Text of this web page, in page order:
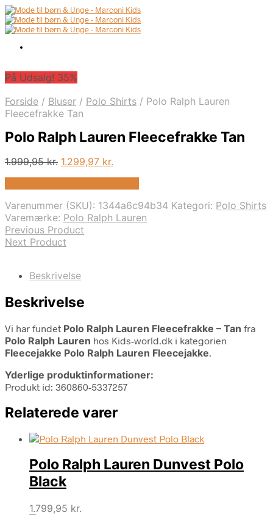
På Udsalg! 35%
Forside / Bluser / Polo Shirts / Polo Ralph Lauren
Fleecefrakke Tan
Polo Ralph Lauren Fleecefrakke Tan
1.999,95kr. Den
1.999,95 kr..
1.299,97 kr.
1.299,97 kr..
Varenummer (SKU): 1344a6c94b34 Kategori: Polo Shirts
Varemærke: Polo Ralph Lauren
Previous Product
Next Product
Beskrivelse
Beskrivelse
Vi har fundet Polo Ralph Lauren Fleecefrakke – Tan fra
Polo Ralph Lauren hos Kids-world.dk i kategorien
Fleecejakke Polo Ralph Lauren Fleecejakke.
Yderlige produktinformationer:
Produkt id: 360860-5337257
Relaterede varer
Polo Ralph Lauren Dunvest Polo
Black
1.799,95 kr.